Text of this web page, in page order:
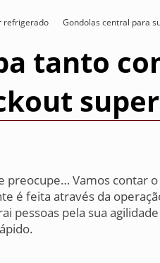
refrigerado Gondolas central para
tanto
preocupe… Vamos contar
é feita através da
pessoas pela sua